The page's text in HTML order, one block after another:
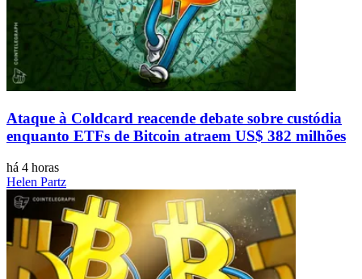
Ataque à Coldcard reacende debate sobre custódia
enquanto ETFs de Bitcoin atraem US$ 382 milhões
há 4 horas
Helen Partz